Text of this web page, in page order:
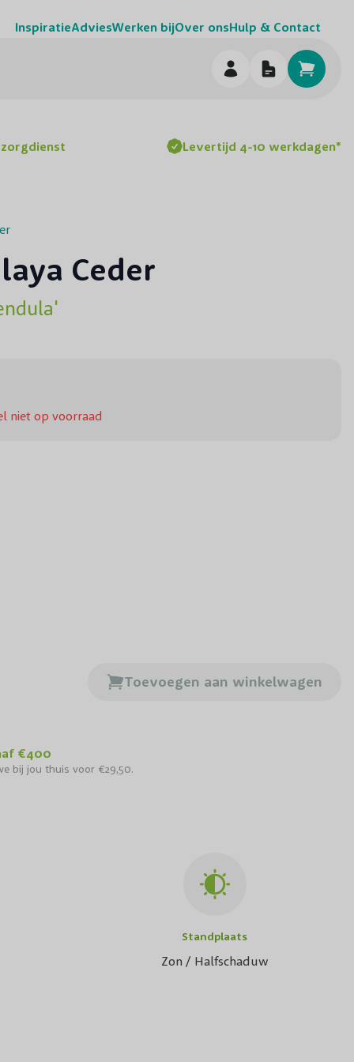
InspiratieAdviesWerken bijOver onsHulp & Contact
Levertijd 4-10 werkdagen*
Ceder
Ceder 'Pendula' 18 liter Halfstam
niet op voorraad
Toevoegen aan winkelwagen
€400
bij jou thuis voor €29,50.
Standplaats
Zon / Halfschaduw